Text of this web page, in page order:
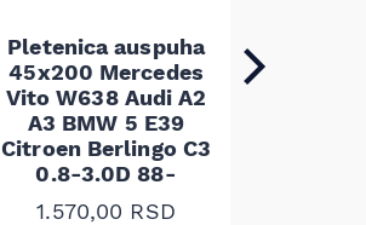
Pletenica auspuha
45x200 Mercedes
Vito W638 Audi A2
A3 BMW 5 E39
Citroen Berlingo C3
0.8-3.0D 88-
1.570,00 RSD